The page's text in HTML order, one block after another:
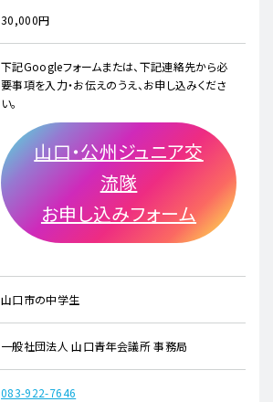
30,000円
下記Googleフォームまたは、下記連絡先から必
要事項を入力・お伝えのうえ、お申し込みくださ
い。
山口・公州ジュニア交
流隊
お申し込みフォーム
山口市の中学生
一般社団法人 山口青年会議所 事務局
083-922-7646